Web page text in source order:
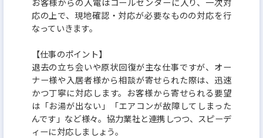
応の上で、現地確認・対応が必要なものの対応を行
なっていきます。
【仕事のポイント】
退去の立ち会いや原状回復が主な仕事ですが、オー
ナー様や入居者様から相談が寄せられた際は、迅速
かつ丁寧に対応します。お客様から寄せられる要望
は「お湯が出ない」「エアコンが故障してしまった
んです」など様々。協力業社と連携しつつ、スピーデ
ィーに対応しましょう。